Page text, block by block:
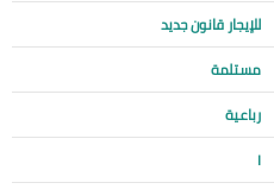
للإيجار قانون جديد
مستلمة
رباعية
I